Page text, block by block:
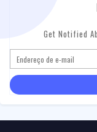
Get Notified